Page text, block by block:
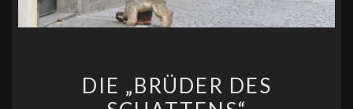
„BRÜDER
DIE „BRÜDER DES